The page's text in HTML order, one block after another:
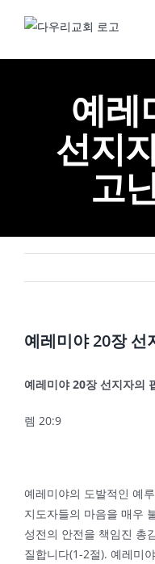
예레
선지
고
예레미야 20장 선
예레미야20장 선지자의
렘 20:9
예레미야의 도발적인 예
지도자들의 마음을 매우
성전의 안전을 책임진 총
질합니다(1-2절). 예레미